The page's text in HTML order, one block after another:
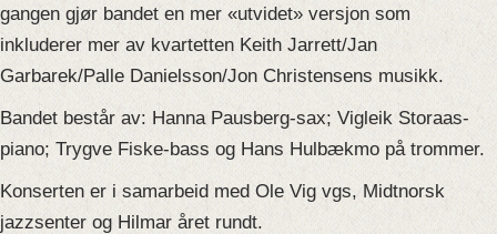
gangen gjør bandet en mer «utvidet» versjon som
inkluderer mer av kvartetten Keith Jarrett/Jan
Garbarek/Palle Danielsson/Jon Christensens musikk.
Bandet består av: Hanna Pausberg-sax; Vigleik Storaas-
piano; Trygve Fiske-bass og Hans Hulbækmo på trommer.
Konserten er i samarbeid med Ole Vig vgs, Midtnorsk
jazzsenter og Hilmar året rundt.